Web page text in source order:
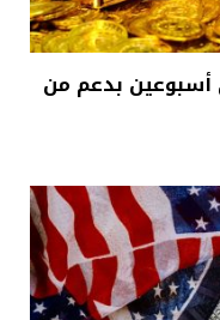
بدعم من